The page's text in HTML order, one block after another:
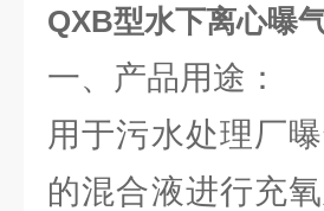
QXB型水下离心曝
一、产品用途：
用于污水处理厂
的混合液进行充